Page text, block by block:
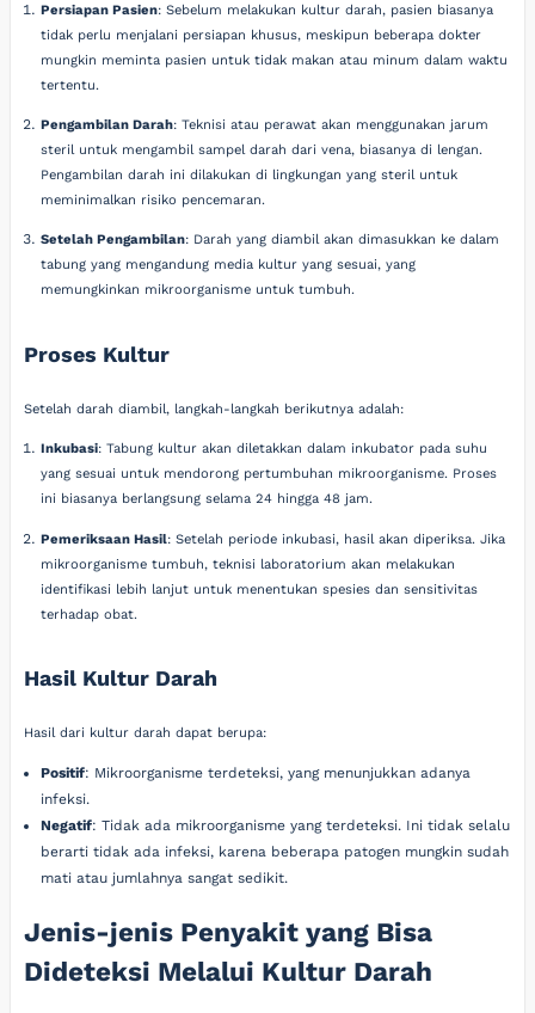
Persiapan Pasien: Sebelum melakukan kultur darah, pasien biasanya
tidak perlu menjalani persiapan khusus, meskipun beberapa dokter
mungkin meminta pasien untuk tidak makan atau minum dalam waktu
tertentu.
Pengambilan Darah: Teknisi atau perawat akan menggunakan jarum
steril untuk mengambil sampel darah dari vena, biasanya di lengan.
Pengambilan darah ini dilakukan di lingkungan yang steril untuk
meminimalkan risiko pencemaran.
Setelah Pengambilan: Darah yang diambil akan dimasukkan ke dalam
tabung yang mengandung media kultur yang sesuai, yang
memungkinkan mikroorganisme untuk tumbuh.
Proses Kultur
Setelah darah diambil, langkah-langkah berikutnya adalah:
Inkubasi: Tabung kultur akan diletakkan dalam inkubator pada suhu
yang sesuai untuk mendorong pertumbuhan mikroorganisme. Proses
ini biasanya berlangsung selama 24 hingga 48 jam.
Pemeriksaan Hasil: Setelah periode inkubasi, hasil akan diperiksa. Jika
mikroorganisme tumbuh, teknisi laboratorium akan melakukan
identifikasi lebih lanjut untuk menentukan spesies dan sensitivitas
terhadap obat.
Hasil Kultur Darah
Hasil dari kultur darah dapat berupa:
Positif: Mikroorganisme terdeteksi, yang menunjukkan adanya
infeksi.
Negatif: Tidak ada mikroorganisme yang terdeteksi. Ini tidak selalu
berarti tidak ada infeksi, karena beberapa patogen mungkin sudah
mati atau jumlahnya sangat sedikit.
Jenis-jenis Penyakit yang Bisa
Dideteksi Melalui Kultur Darah